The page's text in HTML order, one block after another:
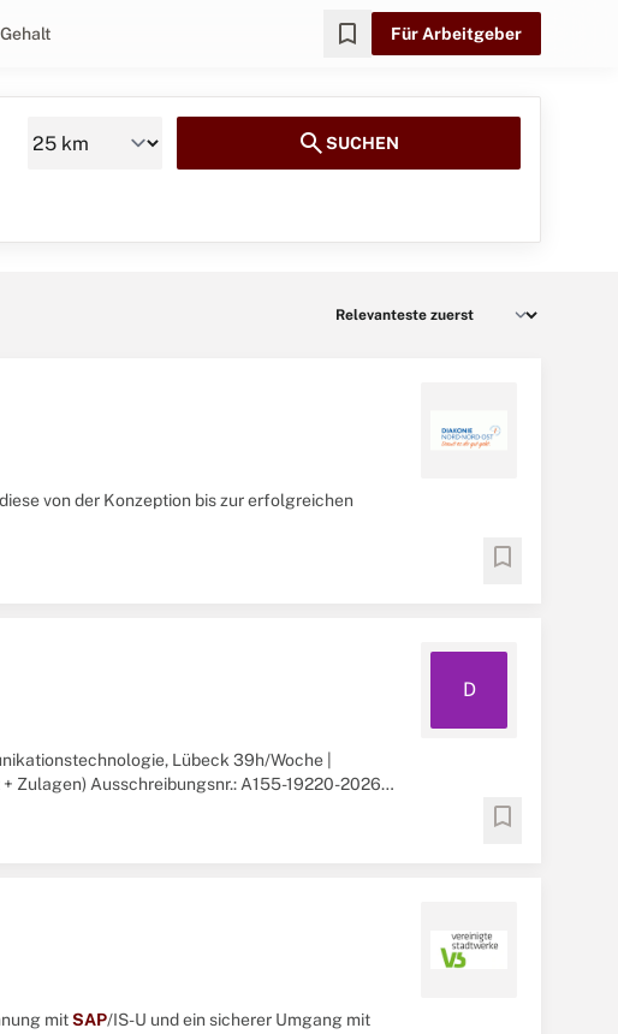
Gehalt bookmark Für Arbeitgeber
searchSUCHEN
von der Konzeption bis zur erfolgreichen
bookmark
D
Lübeck 39h/Woche |
Zulagen) Ausschreibungsnr.: A155-19220-2026
bookmark
mitSAP/IS-U und ein sicherer Umgang mit